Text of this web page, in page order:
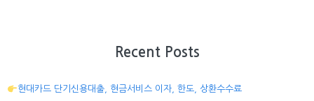
Recent Posts
현대카드 단기신용대출, 현금서비스 이자, 한도, 상환수수료